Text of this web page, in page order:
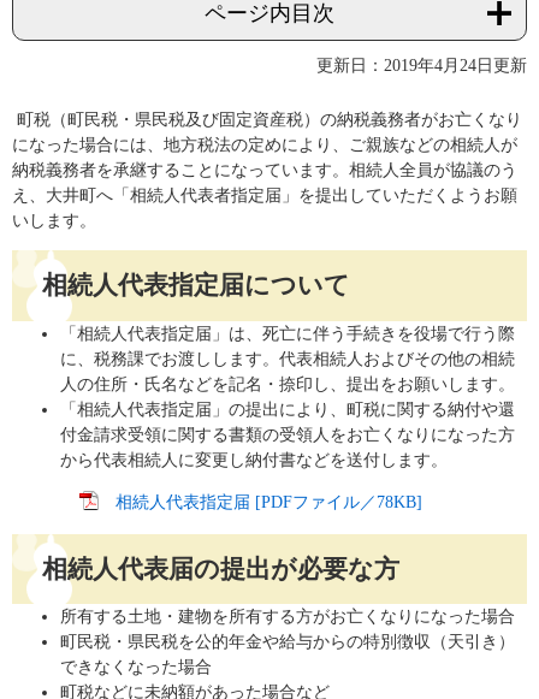
ページ内目次
更新日：2019年4月24日更新
町税（町民税・県民税及び固定資産税）の納税義務者がお亡くなり
になった場合には、地方税法の定めにより、ご親族などの相続人が
納税義務者を承継することになっています。相続人全員が協議のう
え、大井町へ「相続人代表者指定届」を提出していただくようお願
いします。
相続人代表指定届について
「相続人代表指定届」は、死亡に伴う手続きを役場で行う際
に、税務課でお渡しします。代表相続人およびその他の相続
人の住所・氏名などを記名・捺印し、提出をお願いします。
「相続人代表指定届」の提出により、町税に関する納付や還
付金請求受領に関する書類の受領人をお亡くなりになった方
から代表相続人に変更し納付書などを送付します。
相続人代表指定届 [PDFファイル／78KB]
相続人代表届の提出が必要な方
所有する土地・建物を所有する方がお亡くなりになった場合
町民税・県民税を公的年金や給与からの特別徴収（天引き）
できなくなった場合
町税などに未納額があった場合など